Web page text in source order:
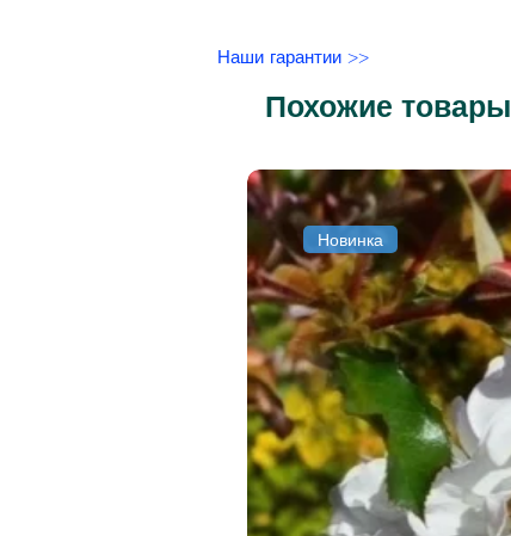
Наши гарантии >>
Похожие товары
Новинка